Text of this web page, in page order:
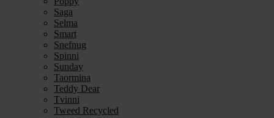
Saga
Selma
Smart
Snefnug
Spinni
Sunday
Taormina
Teddy Dear
Tvinni
Tweed Recycled